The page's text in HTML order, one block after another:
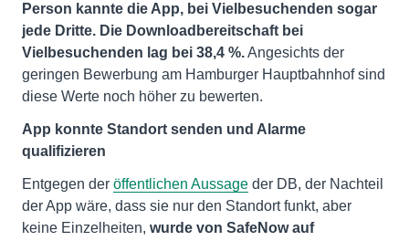
Person kannte die App, bei Vielbesuchenden sogar
jede Dritte. Die Downloadbereitschaft bei
Vielbesuchenden lag bei 38,4 %.Angesichts der
geringen Bewerbung am Hamburger Hauptbahnhof sind
diese Werte noch höher zu bewerten.
App konnte Standort senden und Alarme
qualifizieren
Entgegen der öffentlichen Aussage der DB, der Nachteil
der App wäre, dass sie nur den Standort funkt, aber
keine Einzelheiten, wurde von SafeNow auf